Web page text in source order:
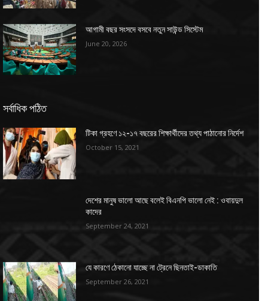
আগামী বছর সংসদে বসবে নতুন সাউন্ড সিস্টেম
June 20, 2026
সর্বাধিক পঠিত
টিকা গ্রহণে ১২-১৭ বছরের শিক্ষার্থীদের তথ্য পাঠানোর নির্দেশ
October 15, 2021
দেশের মানুষ ভালো আছে বলেই বিএনপি ভালো নেই : ওবায়দুল
কাদের
September 24, 2021
যে কারণে ঠেকানো যাচ্ছে না ট্রেনে ছিনতাই-ডাকাতি
September 26, 2021